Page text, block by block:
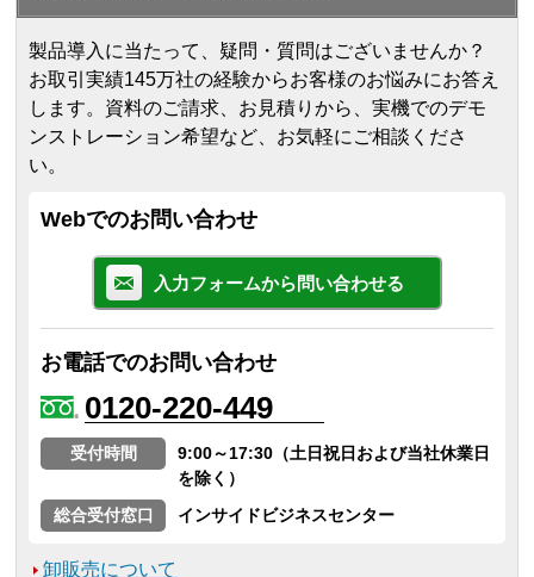
製品導入に当たって、疑問・質問はございませんか？
お取引実績145万社の経験からお客様のお悩みにお答え
します。 資料のご請求、お見積りから、実機でのデモ
ンストレーション希望など、お気軽にご相談くださ
い。
Webでのお問い合わせ
入力フォームから問い合わせる
お電話でのお問い合わせ
0120-220-449
受付時間
9:00～17:30（土日祝日および当社休業日
を除く）
総合受付窓口
インサイドビジネスセンター
卸販売について